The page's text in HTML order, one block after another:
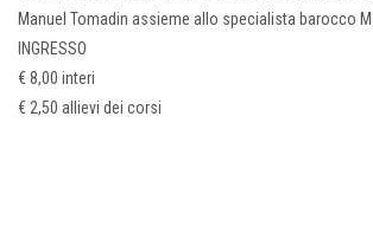
Manuel Tomadin assieme allo specialista barocco
INGRESSO
€ 8,00 interi
€ 2,50 allievi dei corsi